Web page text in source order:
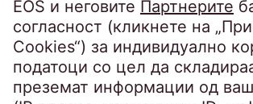
Steindamm 71
20099 Hamburg
Germany